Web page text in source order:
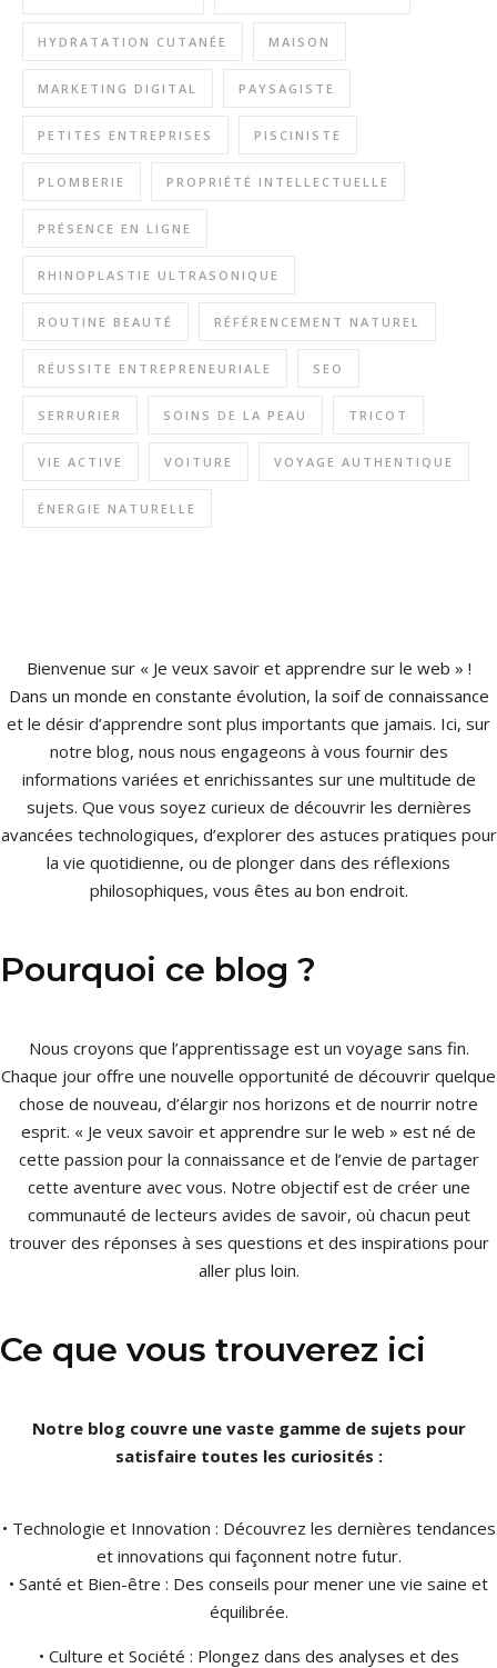
HYDRATATION CUTANÉE MAISON
MARKETING DIGITAL PAYSAGISTE
PETITES ENTREPRISES PISCINISTE
PLOMBERIE PROPRIÉTÉ INTELLECTUELLE
PRÉSENCE EN LIGNE
RHINOPLASTIE ULTRASONIQUE
ROUTINE BEAUTÉ RÉFÉRENCEMENT NATUREL
RÉUSSITE ENTREPRENEURIALE SEO
SERRURIER SOINS DE LA PEAU TRICOT
VIE ACTIVE VOITURE VOYAGE AUTHENTIQUE
ÉNERGIE NATURELLE
Bienvenue sur « Je veux savoir et apprendre sur le web » !
Dans un monde en constante évolution, la soif de connaissance
et le désir d’apprendre sont plus importants que jamais. Ici, sur
notre blog, nous nous engageons à vous fournir des
informations variées et enrichissantes sur une multitude de
sujets. Que vous soyez curieux de découvrir les dernières
avancées technologiques, d’explorer des astuces pratiques pour
la vie quotidienne, ou de plonger dans des réflexions
philosophiques, vous êtes au bon endroit.
Pourquoi ce blog ?
Nous croyons que l’apprentissage est un voyage sans fin.
Chaque jour offre une nouvelle opportunité de découvrir quelque
chose de nouveau, d’élargir nos horizons et de nourrir notre
esprit. « Je veux savoir et apprendre sur le web » est né de
cette passion pour la connaissance et de l’envie de partager
cette aventure avec vous. Notre objectif est de créer une
communauté de lecteurs avides de savoir, où chacun peut
trouver des réponses à ses questions et des inspirations pour
aller plus loin.
Ce que vous trouverez ici
Notre blog couvre une vaste gamme de sujets pour
satisfaire toutes les curiosités :
• Technologie et Innovation : Découvrez les dernières tendances
et innovations qui façonnent notre futur.
• Santé et Bien-être : Des conseils pour mener une vie saine et
équilibrée.
• Culture et Société : Plongez dans des analyses et des